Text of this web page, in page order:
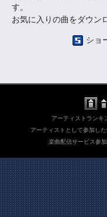
す。
お気に入りの曲をダウン
ショ
アーティストランキ
アーティストとして参加した
楽曲配信サービス参